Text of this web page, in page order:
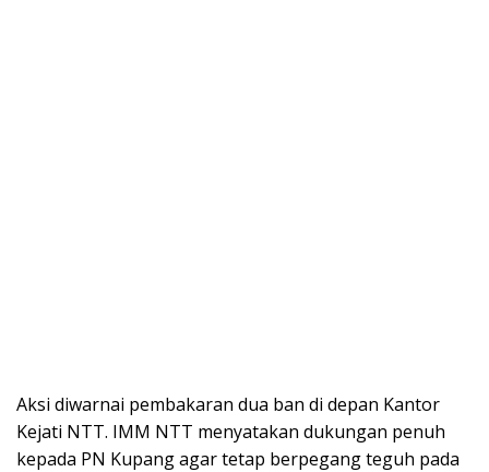
Aksi diwarnai pembakaran dua ban di depan Kantor
Kejati NTT. IMM NTT menyatakan dukungan penuh
kepada PN Kupang agar tetap berpegang teguh pada